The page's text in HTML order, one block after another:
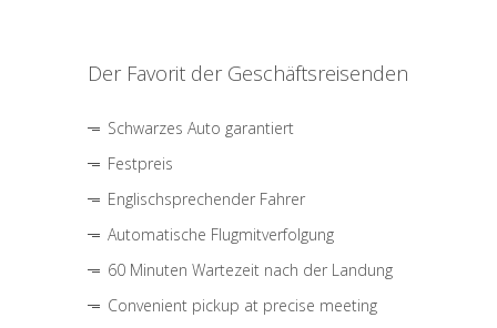
Der Favorit der Geschäftsreisenden
Schwarzes Auto garantiert
Festpreis
Englischsprechender Fahrer
Automatische Flugmitverfolgung
60 Minuten Wartezeit nach der Landung
Convenient pickup at precise meeting